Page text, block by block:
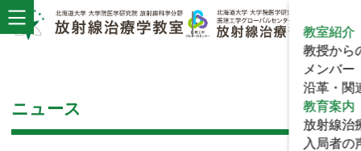
教室紹介
教授から
メンバー
沿革・ 関
教育案内
放射線治
入局者の
ニュース